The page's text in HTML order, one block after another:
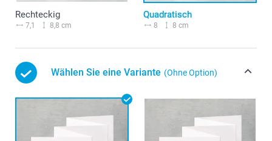
Rechteckig
7,1 8,8 cm
Quadratisch
8 8 cm
Wählen Sie eine Variante (Ohne Option)